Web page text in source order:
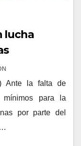
lucha
Ante la falta de
mínimos para la
por parte del